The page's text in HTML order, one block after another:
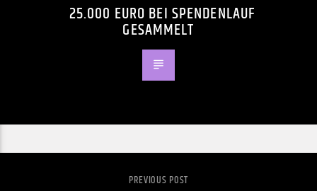
25.000 EURO BEI SPENDENLAUF
GESAMMELT
PREVIOUS POST